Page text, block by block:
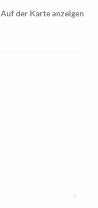
Auf der Karte anzeigen